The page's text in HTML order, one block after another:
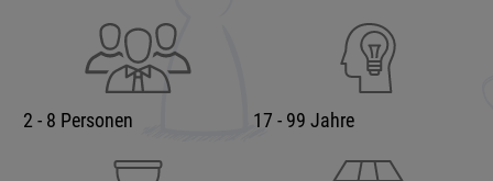
2 - 8 Personen 17 - 99 Jahre